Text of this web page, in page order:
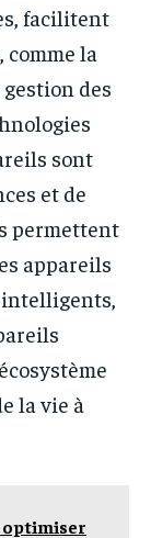
facilitent
la
des
sont
et de
permettent
appareils
la vie à
optimiser